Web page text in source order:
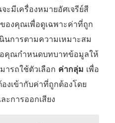
มีเครื่องหมายอัศเจรีย์สี
องคุณเพื่อดูเฉพาะค่าที่ถูก
นการตามความเหมาะสม
อคุณกำหนดบทบาทข้อมูลให้
รถใช้ตัวเลือก ค่ากลุ่ม เพื่อ
งเข้ากับค่าที่ถูกต้องโดย
การออกเสียง